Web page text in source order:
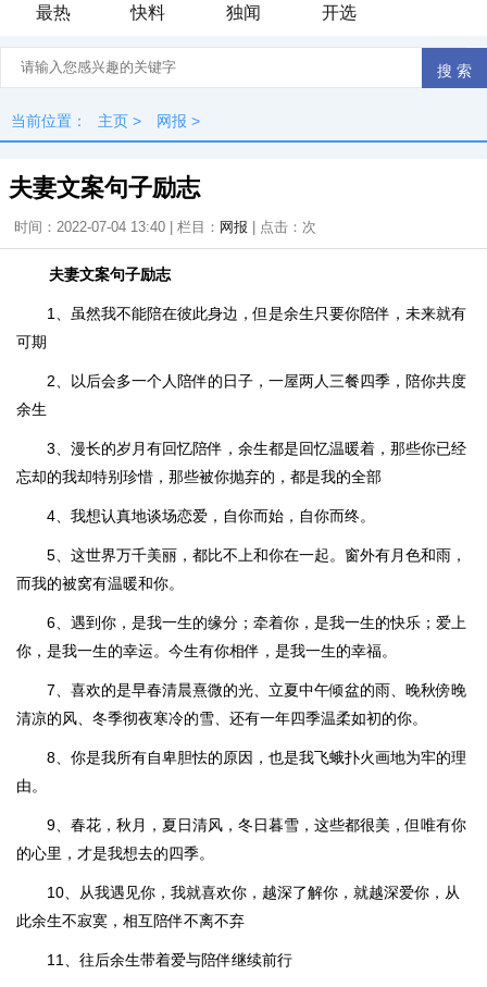
最热
快料 独闻 开选
当前位置： 主页 > 网报 >
夫妻文案句子励志
时间：2022-07-04 13:40 | 栏目： 网报 | 点击： 次
夫妻文案句子励志
1、虽然我不能陪在彼此身边，但是余生只要你陪伴，未来就有
可期
2、以后会多一个人陪伴的日子，一屋两人三餐四季，陪你共度
余生
3、漫长的岁月有回忆陪伴，余生都是回忆温暖着，那些你已经
忘却的我却特别珍惜，那些被你抛弃的，都是我的全部
4、我想认真地谈场恋爱，自你而始，自你而终。
5、这世界万千美丽，都比不上和你在一起。窗外有月色和雨，
而我的被窝有温暖和你。
6、遇到你，是我一生的缘分；牵着你，是我一生的快乐；爱上
你，是我一生的幸运。今生有你相伴，是我一生的幸福。
7、喜欢的是早春清晨熹微的光、立夏中午倾盆的雨、晚秋傍晚
清凉的风、冬季彻夜寒冷的雪、还有一年四季温柔如初的你。
8、你是我所有自卑胆怯的原因，也是我飞蛾扑火画地为牢的理
由。
9、春花，秋月，夏日清风，冬日暮雪，这些都很美，但唯有你
的心里，才是我想去的四季。
10、从我遇见你，我就喜欢你，越深了解你，就越深爱你，从
此余生不寂寞，相互陪伴不离不弃
11、往后余生带着爱与陪伴继续前行